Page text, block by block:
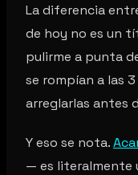
La diferencia
de hoy no es un
pulirme a punta
se rompían a las
arreglarlas antes
Y eso se nota.
— es literalmente